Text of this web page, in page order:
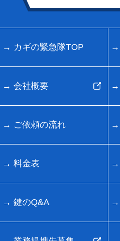
カギの緊急隊TOP
会社概要
ご依頼の流れ
料金表
鍵のQ&A